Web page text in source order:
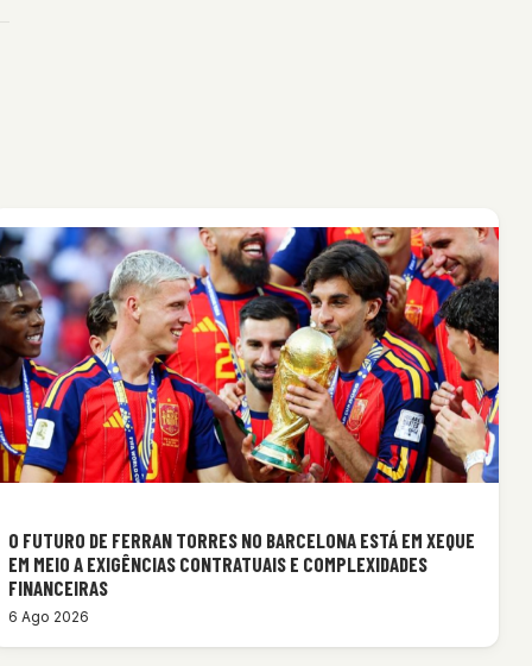
O FUTURO DE FERRAN TORRES NO BARCELONA ESTÁ EM XEQUE
EM MEIO A EXIGÊNCIAS CONTRATUAIS E COMPLEXIDADES
FINANCEIRAS
6 Ago 2026